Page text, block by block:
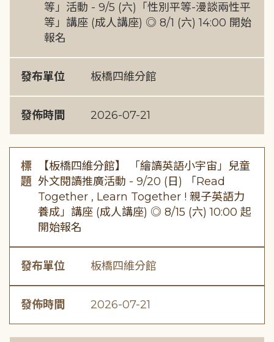
等」活動 - 9/5 (六)「性別平等-漫談兩性平
等」講座 (成人講座) ◎ 8/1 (六) 14:00 開始
報名
發布單位 板橋四維分館
發佈時間 2026-07-21
標
題
【板橋四維分館】 「繪讀英語小宇宙」兒童
外文閱讀推廣活動 - 9/20 (日) 「Read
Together , Learn Together ! 親子英語力
養成」講座 (成人講座) ◎ 8/15 (六) 10:00 起
開始報名
發布單位 板橋四維分館
發佈時間 2026-07-21